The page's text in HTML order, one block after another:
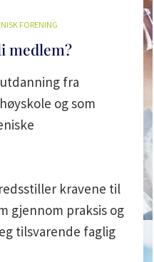
FORENING
medlem?
fra
og som
kravene til
gjennom praksis og
tilsvarende faglig